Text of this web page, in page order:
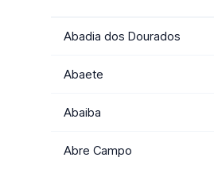
Abadia dos Dourados
Abaete
Abaiba
Abre Campo